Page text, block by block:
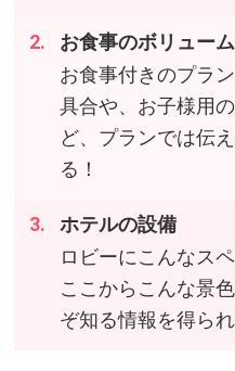
お食事のボリューム
お食事付きのプラ
具合や、お子様用
ど、プランでは伝
る！
ホテルの設備
ロビーにこんなス
ここからこんな景
ぞ知る情報を得ら